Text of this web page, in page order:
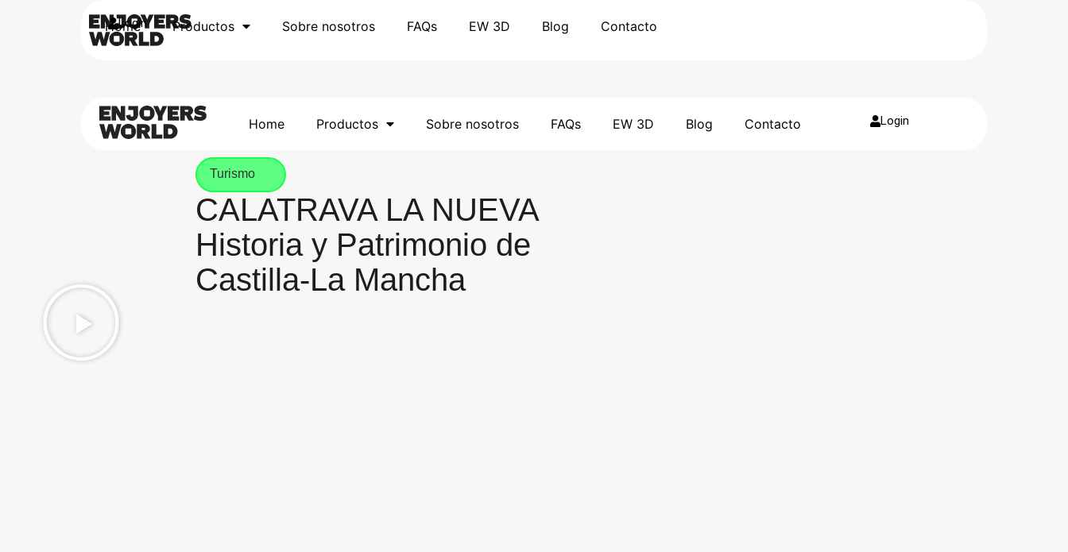
Home Productos Sobre nosotros FAQs EW 3D Blog Contacto Login
Home Productos Sobre nosotros FAQs EW 3D Blog Contacto
Login
Turismo
CALATRAVA LA NUEVA
Historia y Patrimonio de
Castilla-La Mancha